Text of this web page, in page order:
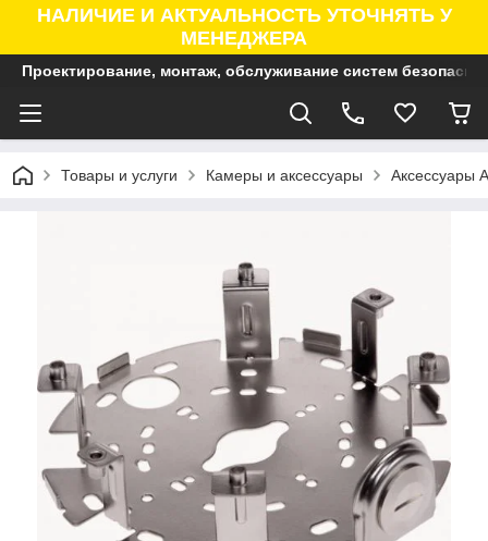
НАЛИЧИЕ И АКТУАЛЬНОСТЬ УТОЧНЯТЬ У
МЕНЕДЖЕРА
Проектирование, монтаж, обслуживание систем
Товары и услуги Камеры и аксессуары Аксессуары